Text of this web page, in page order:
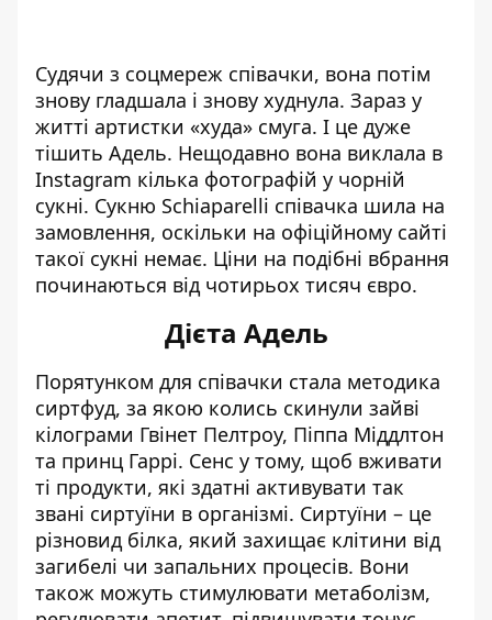
Судячи з соцмереж співачки, вона потім
знову гладшала і знову худнула. Зараз у
житті артистки «худа» смуга. І це дуже
тішить Адель. Нещодавно вона виклала в
Instagram кілька фотографій у чорній
сукні. Сукню Schiaparelli співачка шила на
замовлення, оскільки на офіційному сайті
такої сукні немає. Ціни на подібні вбрання
починаються від чотирьох тисяч євро.
Дієта Адель
Порятунком для співачки стала методика
сиртфуд, за якою колись скинули зайві
кілограми Гвінет Пелтроу, Піппа Міддлтон
та принц Гаррі. Сенс у тому, щоб вживати
ті продукти, які здатні активувати так
звані сиртуїни в організмі. Сиртуїни – це
різновид білка, який захищає клітини від
загибелі чи запальних процесів. Вони
також можуть стимулювати метаболізм,